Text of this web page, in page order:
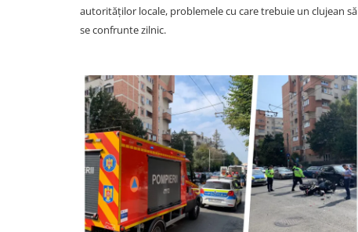
autorităților locale, problemele cu care trebuie un clujean să
se confrunte zilnic.